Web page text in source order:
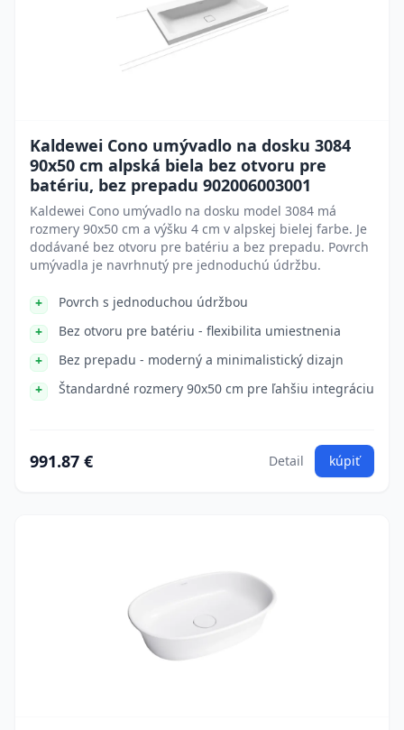
Kaldewei Cono umývadlo na dosku 3084
90x50 cm alpská biela bez otvoru pre
batériu, bez prepadu 902006003001
Kaldewei Cono umývadlo na dosku model 3084 má
rozmery 90x50 cm a výšku 4 cm v alpskej bielej farbe. Je
dodávané bez otvoru pre batériu a bez prepadu. Povrch
umývadla je navrhnutý pre jednoduchú údržbu.
Povrch s jednoduchou údržbou
Bez otvoru pre batériu - flexibilita umiestnenia
Bez prepadu - moderný a minimalistický dizajn
Štandardné rozmery 90x50 cm pre ľahšiu integráciu
991.87 € Detail kúpiť